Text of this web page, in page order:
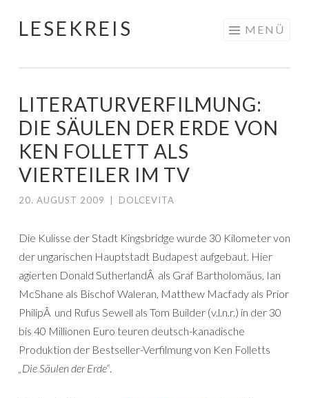
Springe
LESEKREIS MENÜ
LITERATURVERFILMUNG:
DIE SÄULEN DER ERDE VON
KEN FOLLETT ALS
VIERTEILER IM TV
20. AUGUST 2009 DOLCEVITA
Die Kulisse der Stadt Kingsbridge wurde 30 Kilometer von
der ungarischen Hauptstadt Budapest aufgebaut. Hier
agierten Donald SutherlandÂ als Graf Bartholomäus, Ian
McShane als Bischof Waleran, Matthew Macfady als Prior
PhilipÂ und Rufus Sewell als Tom Builder (v.l.n.r.) in der 30
bis 40 Millionen Euro teuren deutsch-kanadische
Produktion der Bestseller-Verfilmung von Ken Folletts
„Die Säulen der Erde“.